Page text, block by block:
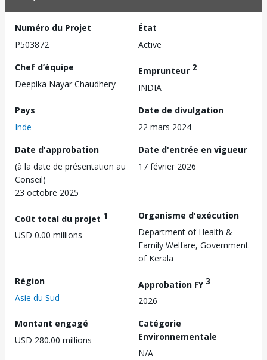
Numéro du Projet
P503872
État
Active
Chef d’équipe
Deepika Nayar Chaudhery
Emprunteur 2
INDIA
Pays
Inde
Date de divulgation
22 mars 2024
Date d'approbation
(à la date de présentation au
Conseil)
23 octobre 2025
Date d'entrée en vigueur
17 février 2026
Coût total du projet 1
USD 0.00 millions
Organisme d'exécution
Department of Health &
Family Welfare, Government
of Kerala
Région
Asie du Sud
Approbation FY3
2026
Montant engagé
USD 280.00 millions
Catégorie
Environnementale
N/A